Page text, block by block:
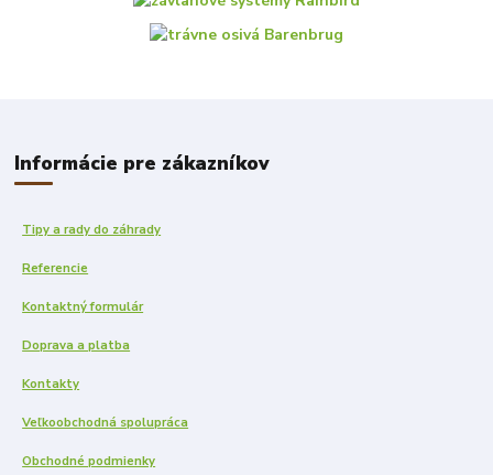
Informácie pre zákazníkov
Tipy a rady do záhrady
Referencie
Kontaktný formulár
Doprava a platba
Kontakty
Veľkoobchodná spolupráca
Obchodné podmienky